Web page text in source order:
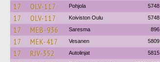
17 OLV-117 Pohjola 5748
17 OLV-117 Koiviston Oulu 5748
17 MEB-936 Saresma 896
17 MEK-417 Vesanen 5809
17 RJV-352 Autolinjat 5815